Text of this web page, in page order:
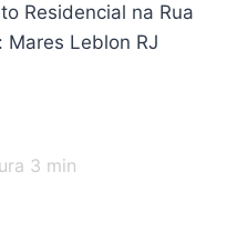
Residencial na Rua
Leblon RJ
3 min